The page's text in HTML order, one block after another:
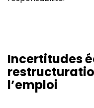
Incertitudes
l’emploi